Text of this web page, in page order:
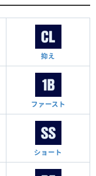
抑え
ファースト
ショート